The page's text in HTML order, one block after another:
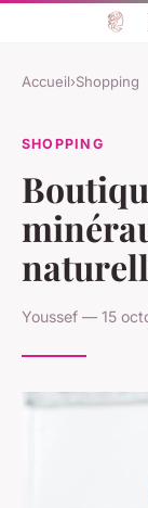
Accueil›Shopping
SHOPPING
Youssef — 15